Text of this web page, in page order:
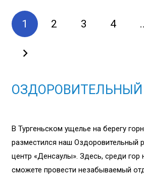
1 2 3 4
ОЗДОРОВИТЕЛЬНЫЙ
В Тургеньском ущелье на берегу
разместился наш Оздоровительный
центр «Денсаулық». Здесь, среди гор
сможете провести незабываемый